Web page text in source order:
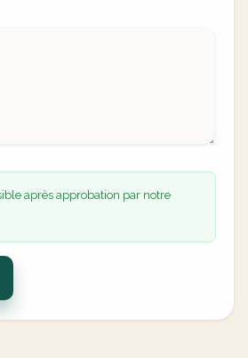
après approbation par notre